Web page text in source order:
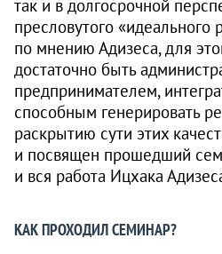
так и в долгосрочной
пресловутого «идеального
по мнению Адизеса, для
достаточно быть
предпринимателем,
способным генерировать
раскрытию сути этих
и посвящен прошедший
и вся работа Ицхака
КАК ПРОХОДИЛ СЕМИНАР?